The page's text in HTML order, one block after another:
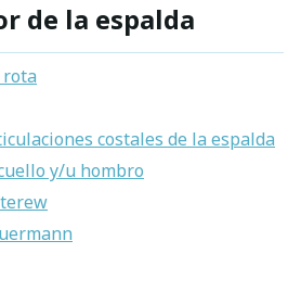
de la espalda
costales de la espalda
y/u hombro